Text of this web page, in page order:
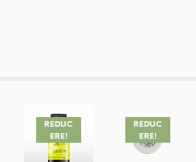
REDUC
ERE!
REDUC
ERE!